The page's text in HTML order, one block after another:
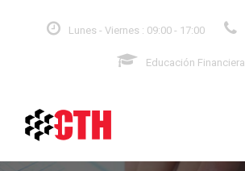
Lunes - Viernes : 09:00 - 17:00
Educación Financiera